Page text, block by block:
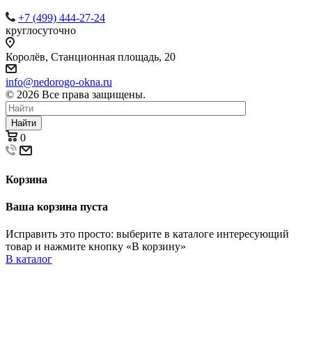
+7 (499) 444-27-24
круглосуточно
Королёв, Станционная площадь, 20
info@nedorogo-okna.ru
© 2026 Все права защищены.
Найти
0
Корзина
Ваша корзина пуста
Исправить это просто: выберите в каталоге интересующий
товар и нажмите кнопку «В корзину»
В каталог